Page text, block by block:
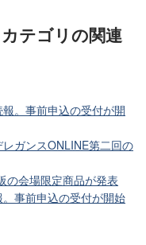
テゴリの関連
。事前申込の受付が開
ガンスONLINE第二回の
の会場限定商品が発表
事前申込の受付が開始